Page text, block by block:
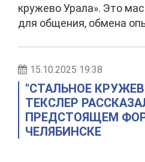
кружево Урала». Это
для общения, обмена
15.10.2025 19:38
"СТАЛЬНОЕ
ТЕКСЛЕР
ПРЕДСТОЯЩЕМ
ЧЕЛЯБИНСКЕ